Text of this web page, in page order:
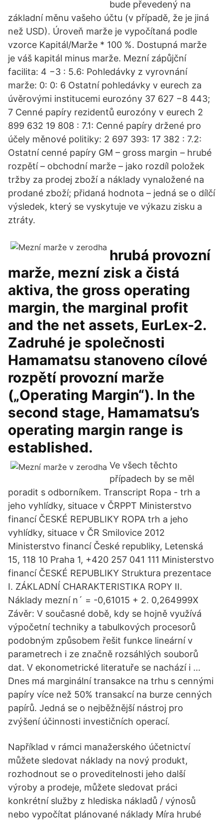
bude převedený na
základní měnu vašeho účtu (v případě, že je jiná
než USD). Úroveň marže je vypočítaná podle
vzorce Kapitál/Marže * 100 %. Dostupná marže
je váš kapitál minus marže. Mezní zápůjční
facilita: 4 −3 : 5.6: Pohledávky z vyrovnání
marže: 0: 0: 6 Ostatní pohledávky v eurech za
úvěrovými institucemi eurozóny 37 627 −8 443;
7 Cenné papíry rezidentů eurozóny v eurech 2
899 632 19 808 : 7.1: Cenné papíry držené pro
účely měnové politiky: 2 697 393: 17 382 : 7.2:
Ostatní cenné papíry GM – gross margin – hrubé
rozpětí – obchodní marže – jako rozdíl položek
tržby za prodej zboží a náklady vynaložené na
prodané zboží; přidaná hodnota – jedná se o dílčí
výsledek, který se vyskytuje ve výkazu zisku a
ztráty.
hrubá provozní
marže, mezní zisk a čistá
aktiva, the gross operating
margin, the marginal profit
and the net assets, EurLex-2.
Zadruhé je společnosti
Hamamatsu stanoveno cílové
rozpětí provozní marže
(„Operating Margin“). In the
second stage, Hamamatsu’s
operating margin range is
established.
Ve všech těchto
případech by se měl
poradit s odborníkem. Transcript Ropa - trh a
jeho vyhlídky, situace v ČRPPT Ministerstvo
financí ČESKÉ REPUBLIKY ROPA trh a jeho
vyhlídky, situace v ČR Smilovice 2012
Ministerstvo financí České republiky, Letenská
15, 118 10 Praha 1, +420 257 041 111 Ministerstvo
financí ČESKÉ REPUBLIKY Struktura prezentace
I. ZÁKLADNÍ CHARAKTERISTIKA ROPY II.
Náklady mezní n´ = -0,61015 + 2. 0,264999X
Závěr: V současné době, kdy se hojně využívá
výpočetní techniky a tabulkových procesorů
podobným způsobem řešit funkce lineární v
parametrech i ze značně rozsáhlých souborů
dat. V ekonometrické literatuře se nachází i …
Dnes má marginální transakce na trhu s cennými
papíry více než 50% transakcí na burze cenných
papírů. Jedná se o nejběžnější nástroj pro
zvýšení účinnosti investičních operací.
Například v rámci manažerského účetnictví
můžete sledovat náklady na nový produkt,
rozhodnout se o proveditelnosti jeho další
výroby a prodeje, můžete sledovat práci
konkrétní služby z hlediska nákladů / výnosů
nebo vypočítat plánované náklady Míra hrubé